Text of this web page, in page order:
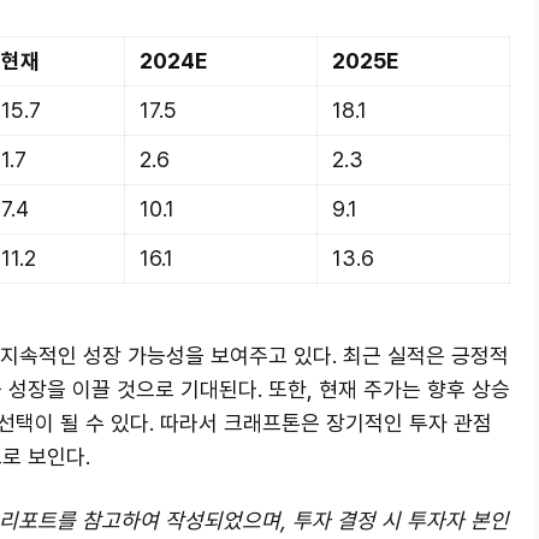
현재 2024E
2025E
15.7
17.5
18.1
1.7
2.6
2.3
7.4
10.1
9.1
11.2
16.1 13.6
속적인 성장 가능성을 보여주고 있다. 최근 실적은 긍정적
장을 이끌 것으로 기대된다. 또한, 현재 주가는 향후 상승
택이 될 수 있다. 따라서 크래프톤은 장기적인 투자 관점
보인다.
트를 참고하여 작성되었으며, 투자 결정 시 투자자 본인